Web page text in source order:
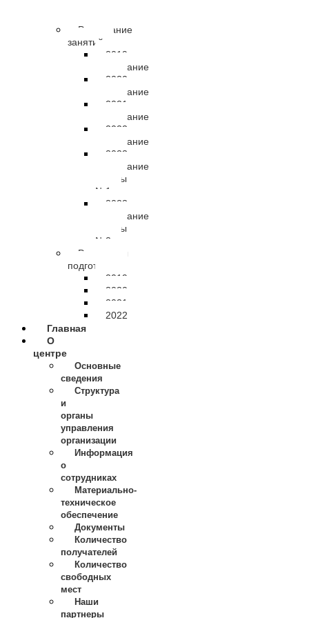
Расписание
занятий
2019
расписание
2020
расписание
2021
расписание
2022
расписание
2023
расписание
группы
№1
2023
расписание
группы
№2
Результаты
подготовки
2019
2020
2021
2022
Главная
О
центре
Основные
сведения
Структура
и
органы
управления
организации
Информация
о
сотрудниках
Материально-
техническое
обеспечение
Документы
Количество
получателей
Количество
свободных
мест
Наши
партнеры